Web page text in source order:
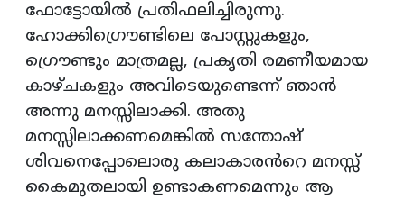
ഫോട്ടോയിൽ പ്രതിഫലിച്ചിരുന്നു.
ഹോക്കിഗ്രൌണ്ടിലെ പോസ്റ്റുകളും,
ഗ്രൌണ്ടും മാത്രമല്ല, പ്രകൃതി രമണീയമായ
കാഴ്ചകളും അവിടെയുണ്ടെന്ന് ഞാൻ
അന്നു മനസ്സിലാക്കി. അതു
മനസ്സിലാക്കണമെങ്കിൽ സന്തോഷ്
ശിവനെപ്പോലൊരു കലാകാരൻറെ മനസ്സ്
കൈമുതലായി ഉണ്ടാകണമെന്നും ആ